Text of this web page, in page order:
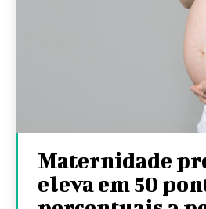
Maternidade
eleva em 50